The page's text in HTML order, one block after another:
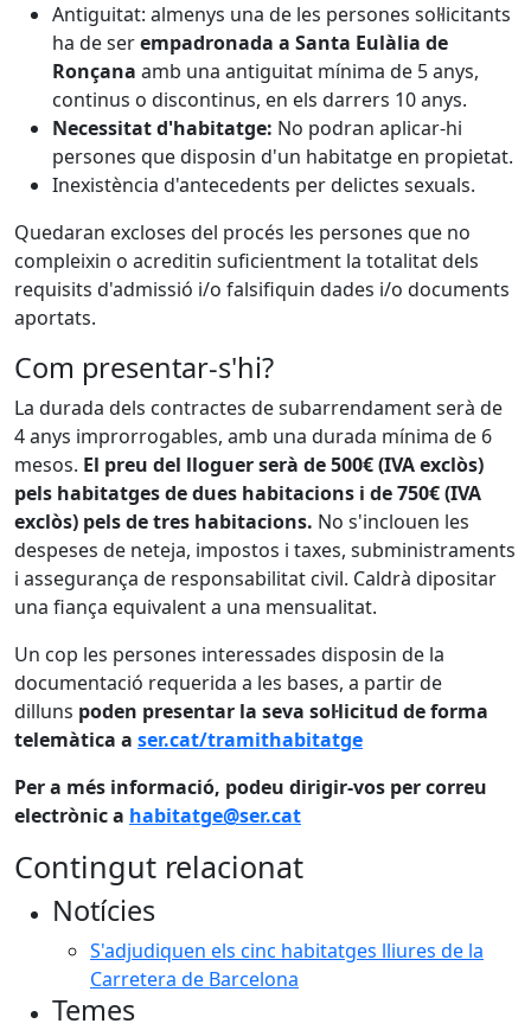
Antiguitat: almenys una de les persones sol·licitants
ha de serempadronada a Santa Eulàlia de
Ronçana amb una antiguitat mínima de 5 anys,
continus o discontinus, en els darrers 10 anys.
Necessitat d'habitatge: No podran aplicar-hi
persones que disposin d'un habitatge en propietat.
Inexistència d'antecedents per delictes sexuals.
Quedaran excloses del procés les persones que no
compleixin o acreditin suficientment la totalitat dels
requisits d'admissió i/o falsifiquin dades i/o documents
aportats.
Com presentar-s'hi?
La durada dels contractes de subarrendament serà de
4 anys improrrogables, amb una durada mínima de 6
mesos. El preu del lloguer serà de 500€ (IVA exclòs)
pels habitatges de dues habitacions i de 750€ (IVA
exclòs) pels de tres habitacions. No s'inclouen les
despeses de neteja, impostos i taxes, subministraments
i assegurança de responsabilitat civil. Caldrà dipositar
una fiança equivalent a una mensualitat.
Un cop les persones interessades disposin de la
documentació requerida a les bases, a partir de
dilluns poden presentar la seva sol·licitud de forma
telemàtica a ser.cat/tramithabitatge
Per a més informació, podeu dirigir-vos per correu
electrònic a habitatge@ser.cat
Contingut relacionat
Notícies
S'adjudiquen els cinc habitatges lliures de la
Carretera de Barcelona
Temes